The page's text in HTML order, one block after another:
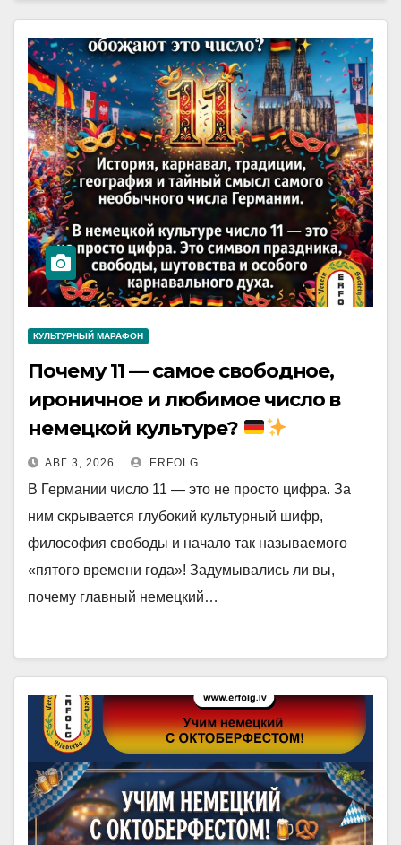
КУЛЬТУРНЫЙ МАРАФОН
Почему 11 — самое свободное,
ироничное и любимое число в
немецкой культуре?
АВГ 3, 2026 ERFOLG
В Германии число 11 — это не просто цифра. За
ним скрывается глубокий культурный шифр,
философия свободы и начало так называемого
«пятого времени года»! Задумывались ли вы,
почему главный немецкий…